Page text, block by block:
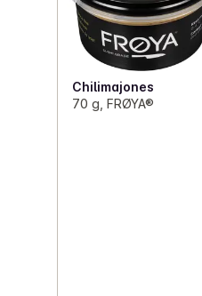
Chilimajones
70 g, FRØYA®